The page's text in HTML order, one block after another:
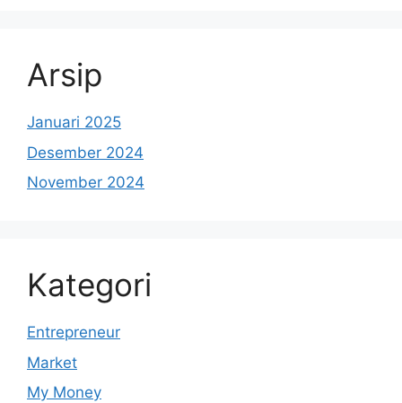
Arsip
Januari 2025
Desember 2024
November 2024
Kategori
Entrepreneur
Market
My Money